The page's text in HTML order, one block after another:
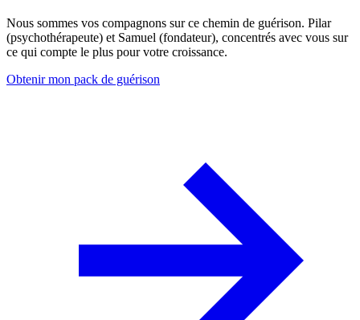
Nous sommes vos compagnons sur ce chemin de guérison. Pilar
(psychothérapeute) et Samuel (fondateur), concentrés avec vous sur
ce qui compte le plus pour votre croissance.
Obtenir mon pack de guérison